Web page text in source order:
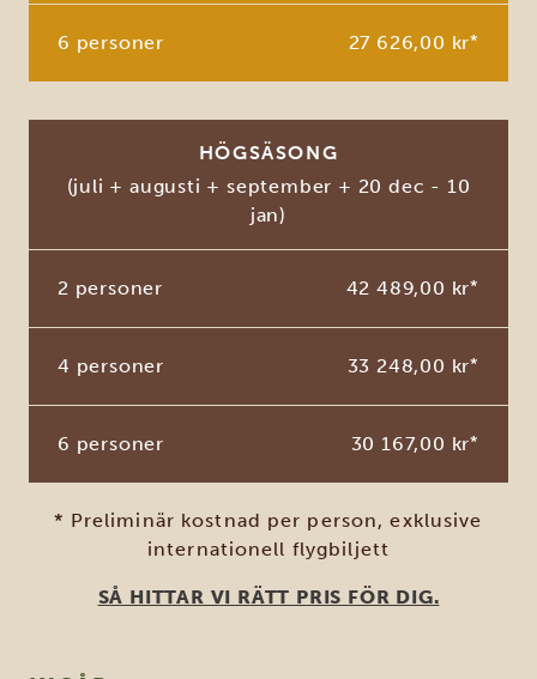
6 personer 27 626,00 kr*
HÖGSÄSONG
(juli + augusti + september + 20 dec - 10
jan)
2 personer 42 489,00 kr*
4 personer 33 248,00 kr*
6 personer 30 167,00 kr*
* Preliminär kostnad per person, exklusive
internationell flygbiljett
SÅ HITTAR VI RÄTT PRIS FÖR DIG.